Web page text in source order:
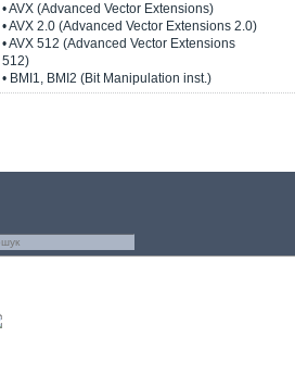
• AVX (Advanced Vector Extensions)
• AVX 2.0 (Advanced Vector Extensions 2.0)
• AVX 512 (Advanced Vector Extensions
512)
• BMI1, BMI2 (Bit Manipulation inst.)